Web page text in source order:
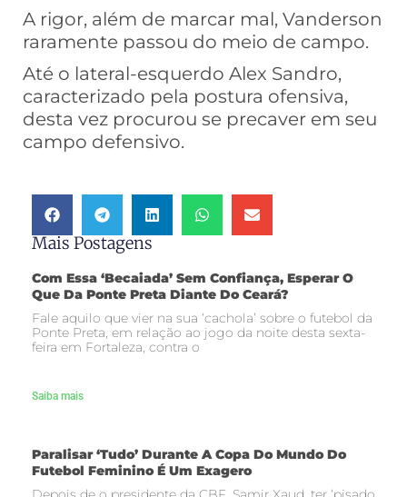
A rigor, além de marcar mal, Vanderson
raramente passou do meio de campo.
Até o lateral-esquerdo Alex Sandro,
caracterizado pela postura ofensiva,
desta vez procurou se precaver em seu
campo defensivo.
Mais Postagens
Com Essa ‘becaiada’ Sem Confiança, Esperar O
Que Da Ponte Preta Diante Do Ceará?
Fale aquilo que vier na sua ‘cachola’ sobre o futebol da
Ponte Preta, em relação ao jogo da noite desta sexta-
feira em Fortaleza, contra o
Saiba mais
Paralisar ‘tudo’ Durante A Copa Do Mundo Do
Futebol Feminino É Um Exagero